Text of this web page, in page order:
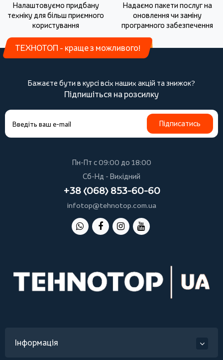
Налаштовуємо придбану
техніку для більш приємного
користування
Надаємо пакети послуг на
оновлення чи заміну
програмного забезпечення
ТЕХНОТОП - краще з можливого!
Бажаєте бути в курсі всіх наших акцій та знижок?
Підпишіться на розсилку
Підписатись
Пн-Пт с 09:00 до 18:00
Сб-Нд - Вихідний
+38 (068) 853-60-60
infotop@tehnotop.com.ua
Інформація